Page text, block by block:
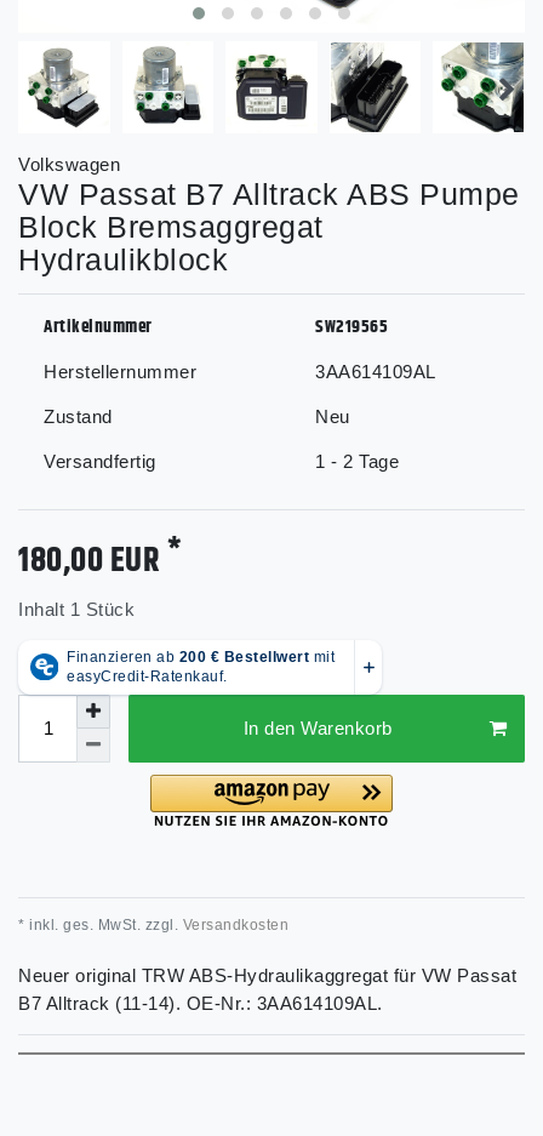
Volkswagen
VW Passat B7 Alltrack ABS Pumpe
Block Bremsaggregat
Hydraulikblock
Artikelnummer
Herstellernummer
Zustand
Versandfertig
SW219565
3AA614109AL
Neu
1 - 2 Tage
180,00 EUR *
Inhalt 1 Stück
In den Warenkorb
* inkl. ges. MwSt. zzgl. Versandkosten
Neuer original TRW ABS-Hydraulikaggregat für VW Passat
B7 Alltrack (11-14). OE-Nr.: 3AA614109AL.